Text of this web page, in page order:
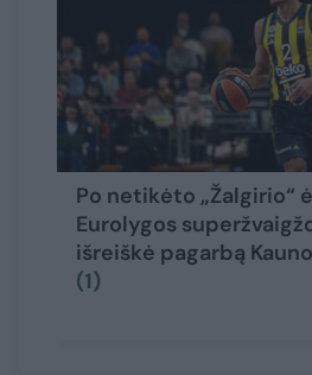
Po netikėto „Žalgirio“
Eurolygos
išreiškė pagarbą
(1)